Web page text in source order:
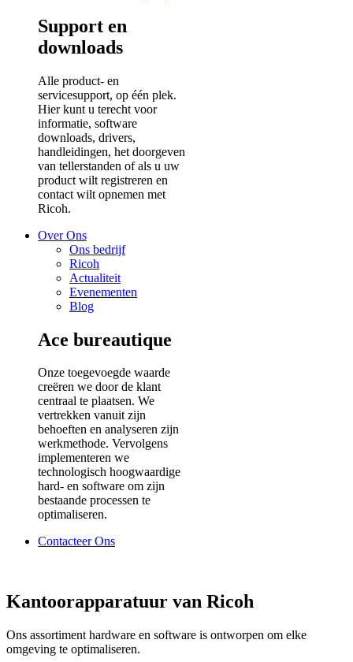
Support en
downloads
Alle product- en
servicesupport, op één plek.
Hier kunt u terecht voor
informatie, software
downloads, drivers,
handleidingen, het doorgeven
van tellerstanden of als u uw
product wilt registreren en
contact wilt opnemen met
Ricoh.
Over Ons
Ons bedrijf
Ricoh
Actualiteit
Evenementen
Blog
Ace bureautique
Onze toegevoegde waarde
creëren we door de klant
centraal te plaatsen. We
vertrekken vanuit zijn
behoeften en analyseren zijn
werkmethode. Vervolgens
implementeren we
technologisch hoogwaardige
hard- en software om zijn
bestaande processen te
optimaliseren.
Contacteer Ons
Kantoorapparatuur van Ricoh
Ons assortiment hardware en software is ontworpen om elke
omgeving te optimaliseren.